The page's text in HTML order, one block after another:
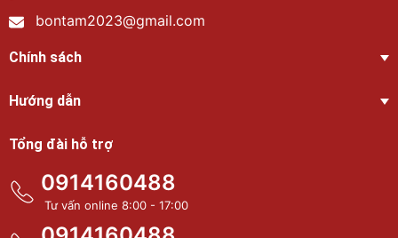
bontam2023@gmail.com
Chính sách
Hướng dẫn
Tổng đài hỗ trợ
0914160488
Tư vấn online 8:00 - 17:00